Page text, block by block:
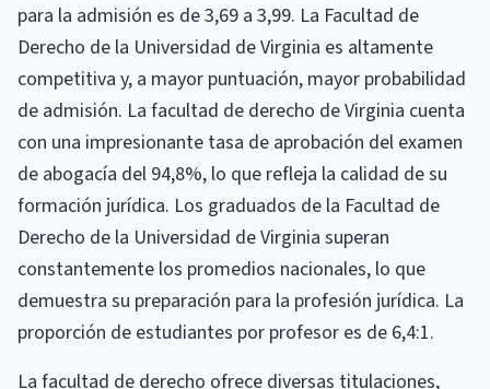
para la admisión es de 3,69 a 3,99. La Facultad de
Derecho de la Universidad de Virginia es altamente
competitiva y, a mayor puntuación, mayor probabilidad
de admisión. La facultad de derecho de Virginia cuenta
con una impresionante tasa de aprobación del examen
de abogacía del 94,8%, lo que refleja la calidad de su
formación jurídica. Los graduados de la Facultad de
Derecho de la Universidad de Virginia superan
constantemente los promedios nacionales, lo que
demuestra su preparación para la profesión jurídica. La
proporción de estudiantes por profesor es de 6,4:1.
La facultad de derecho ofrece diversas titulaciones,